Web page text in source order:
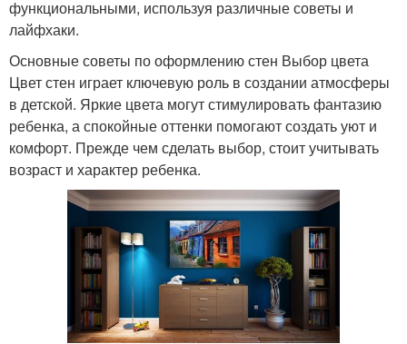
функциональными, используя различные советы и
лайфхаки.
Основные советы по оформлению стен Выбор цвета
Цвет стен играет ключевую роль в создании атмосферы
в детской. Яркие цвета могут стимулировать фантазию
ребенка, а спокойные оттенки помогают создать уют и
комфорт. Прежде чем сделать выбор, стоит учитывать
возраст и характер ребенка.